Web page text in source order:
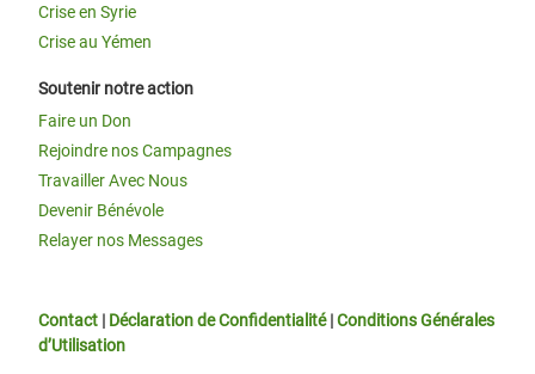
Crise en Syrie
Crise au Yémen
Soutenir notre action
Faire un Don
Rejoindre nos Campagnes
Travailler Avec Nous
Devenir Bénévole
Relayer nos Messages
Contact | Déclaration de Confidentialité|Conditions Générales
d’Utilisation